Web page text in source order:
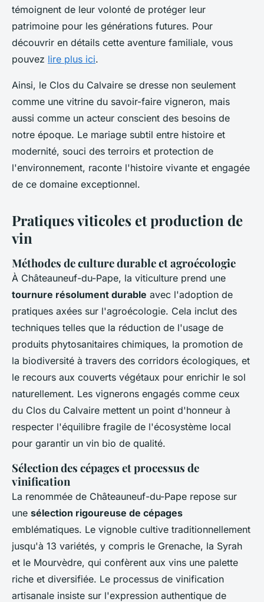
témoignent de leur volonté de protéger leur
patrimoine pour les générations futures. Pour
découvrir en détails cette aventure familiale, vous
pouvez lire plus ici.
Ainsi, le Clos du Calvaire se dresse non seulement
comme une vitrine du savoir-faire vigneron, mais
aussi comme un acteur conscient des besoins de
notre époque. Le mariage subtil entre histoire et
modernité, souci des terroirs et protection de
l'environnement, raconte l'histoire vivante et engagée
de ce domaine exceptionnel.
Pratiques viticoles et production de
vin
Méthodes de culture durable et agroécologie
À Châteauneuf-du-Pape, la viticulture prend une
tournure résolument durable avec l'adoption de
pratiques axées sur l'agroécologie. Cela inclut des
techniques telles que la réduction de l'usage de
produits phytosanitaires chimiques, la promotion de
la biodiversité à travers des corridors écologiques, et
le recours aux couverts végétaux pour enrichir le sol
naturellement. Les vignerons engagés comme ceux
du Clos du Calvaire mettent un point d'honneur à
respecter l'équilibre fragile de l'écosystème local
pour garantir un vin bio de qualité.
Sélection des cépages et processus de
vinification
La renommée de Châteauneuf-du-Pape repose sur
une sélection rigoureuse de cépages
emblématiques. Le vignoble cultive traditionnellement
jusqu'à 13 variétés, y compris le Grenache, la Syrah
et le Mourvèdre, qui confèrent aux vins une palette
riche et diversifiée. Le processus de vinification
artisanale insiste sur l'expression authentique de